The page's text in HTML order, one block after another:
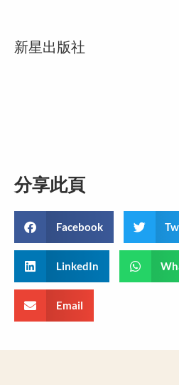
新星出版社
分享此頁
Facebook
LinkedIn
Email